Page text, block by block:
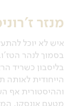
מנזר
איש לא יוכל
בליסבון כשריד
הייחודית לאותה
וההיסטורית אף
מטעם אונסקו.